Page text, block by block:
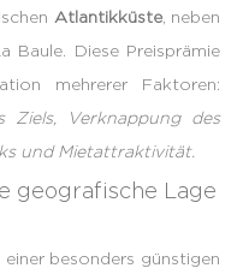
Atlantikküste, neben
Baule. Diese Preisprämie
mehrerer Faktoren:
Ziels, Verknappung des
und Mietattraktivität.
geografische Lage
besonders günstigen